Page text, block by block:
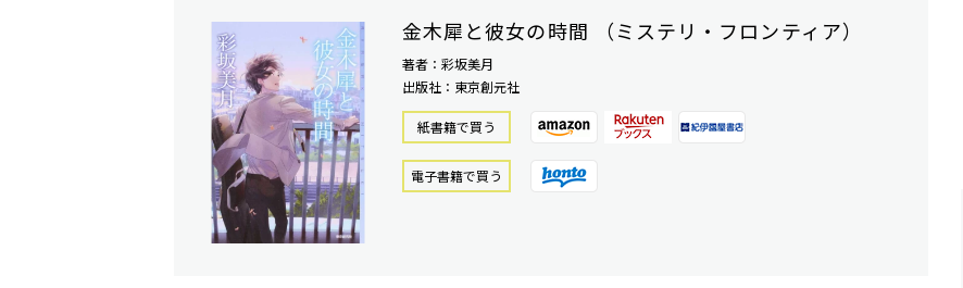
金木犀と彼女の時間 （ミステリ・フロンティア）
著者：彩坂美月
出版社：東京創元社
紙書籍で買う
電⼦書籍で買う